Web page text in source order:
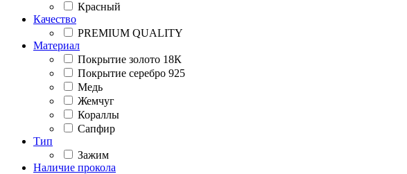
Красный
Качество
PREMIUM QUALITY
Материал
Покрытие золото 18К
Покрытие серебро 925
Медь
Жемчуг
Кораллы
Сапфир
Тип
Зажим
Наличие прокола